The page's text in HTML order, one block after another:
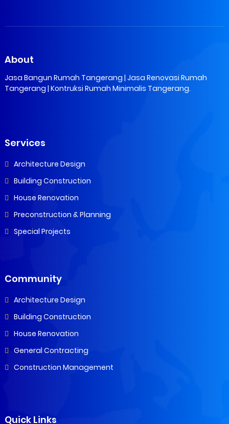
About
Jasa Bangun Rumah Tangerang | Jasa Renovasi Rumah
Tangerang | Kontruksi Rumah Minimalis Tangerang.
Services
Architecture Design
Building Construction
House Renovation
Preconstruction & Planning
Special Projects
Community
Architecture Design
Building Construction
House Renovation
General Contracting
Construction Management
Quick Links